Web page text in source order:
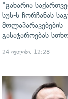
"გახარია
სუს-ს ჩორჩანას
მოლაპარაკებების
გასაჯაროებას
24 ივლისი, 12:28
გადახედვა